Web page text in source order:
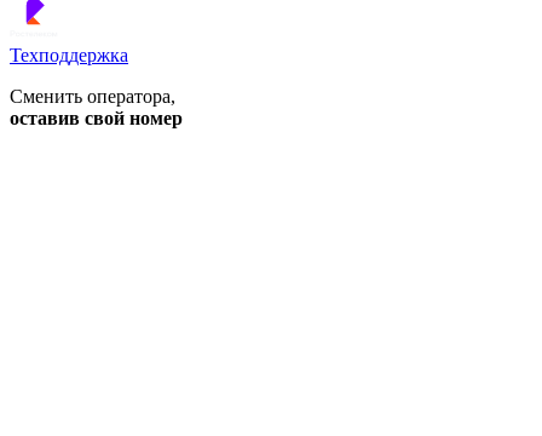
Техподдержка
Сменить оператора,
оставив свой номер